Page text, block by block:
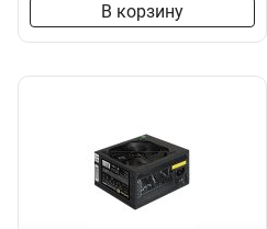
В корзину